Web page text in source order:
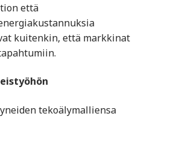
että
kuitenkin, että markkinat
tekoälymalliensa